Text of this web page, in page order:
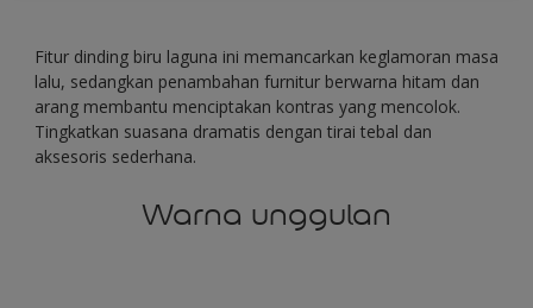
Fitur dinding biru laguna ini memancarkan keglamoran masa
lalu, sedangkan penambahan furnitur berwarna hitam dan
arang membantu menciptakan kontras yang mencolok.
Tingkatkan suasana dramatis dengan tirai tebal dan
aksesoris sederhana.
Warna unggulan